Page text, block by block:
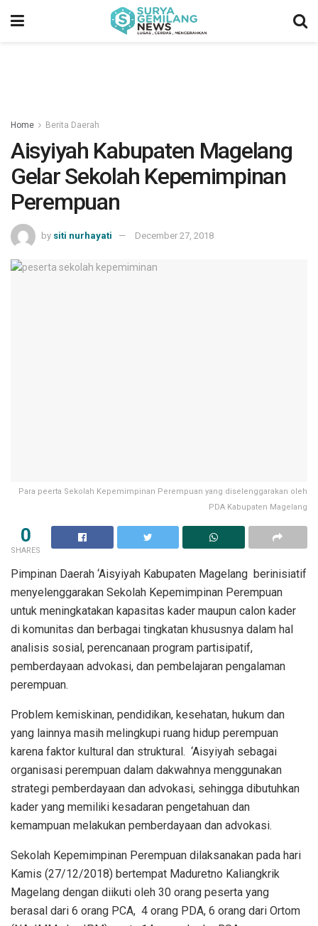
Home Berita Daerah
Aisyiyah Kabupaten Magelang
Gelar Sekolah Kepemimpinan
Perempuan
by siti nurhayati December 27, 2018
Para peerta Sekolah Kepemimpinan Perempuan yang diselenggarakan oleh
PDA Kabupaten Magelang
0
SHARES
Pimpinan Daerah ‘Aisyiyah Kabupaten Magelang berinisiatif
menyelenggarakan Sekolah Kepemimpinan Perempuan
untuk meningkatakan kapasitas kader maupun calon kader
di komunitas dan berbagai tingkatan khususnya dalam hal
analisis sosial, perencanaan program partisipatif,
pemberdayaan advokasi, dan pembelajaran pengalaman
perempuan.
Problem kemiskinan, pendidikan, kesehatan, hukum dan
yang lainnya masih melingkupi ruang hidup perempuan
karena faktor kultural dan struktural. ‘Aisyiyah sebagai
organisasi perempuan dalam dakwahnya menggunakan
strategi pemberdayaan dan advokasi, sehingga dibutuhkan
kader yang memiliki kesadaran pengetahuan dan
kemampuan melakukan pemberdayaan dan advokasi.
Sekolah Kepemimpinan Perempuan dilaksanakan pada hari
Kamis (27/12/2018) bertempat Maduretno Kaliangkrik
Magelang dengan diikuti oleh 30 orang peserta yang
berasal dari 6 orang PCA, 4 orang PDA, 6 orang dari Ortom